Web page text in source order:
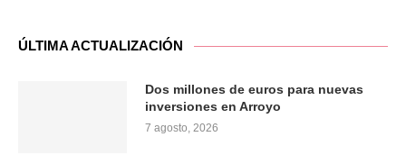
ÚLTIMA ACTUALIZACIÓN
Dos millones de euros para nuevas
inversiones en Arroyo
7 agosto, 2026